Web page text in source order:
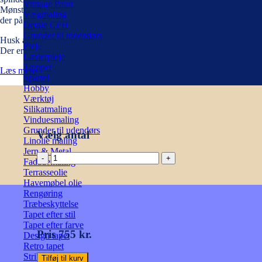
Vintage Paint
Vægmaling
Detale CPH
Grunder til indendørs
Pleje
Læderpleje
Tæpper
Spartel
Hobby
Værktøj
Silikatmaling
Vinduesmaling
Grunder til udendørs
Linolie maling
Jern & Metal
Fadademaling
Terrasseolie
Havemøbel olie
Rengøring
Træbeskyttelse
Tapet efter stil
Tapet efter farve
Design tapet
Retro tapet
Stribet tapet
Mønstret har både bløde og skarpe former, samt symmetriske detaljer,
der på afstand former sig lidt som grafiske timeglas.
Husk at tage højde for mønstertilpasning når du bestiller.
Der er 3-10 dages leveringstid på tapeter.
Læs mere
Vælg antal
STAIRCASE
BO
antal
Pris 755 kr.
Tilføj til kurv